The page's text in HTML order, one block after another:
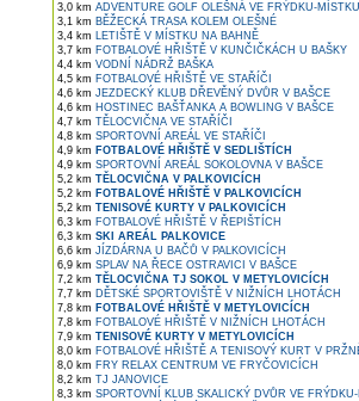
3,0 km ADVENTURE GOLF OLEŠNÁ VE FRÝDKU-MÍSTKU
3,1 km BĚŽECKÁ TRASA KOLEM OLEŠNÉ
3,4 km LETIŠTĚ V MÍSTKU NA BAHNĚ
3,7 km FOTBALOVÉ HŘIŠTĚ V KUNČIČKÁCH U BAŠKY
4,4 km VODNÍ NÁDRŽ BAŠKA
4,5 km FOTBALOVÉ HŘIŠTĚ VE STAŘÍČI
4,6 km JEZDECKÝ KLUB DŘEVĚNÝ DVŮR V BAŠCE
4,6 km HOSTINEC BAŠŤANKA A BOWLING V BAŠCE
4,7 km TĚLOCVIČNA VE STAŘÍČI
4,8 km SPORTOVNÍ AREÁL VE STAŘÍČI
4,9 km FOTBALOVÉ HŘIŠTĚ V SEDLIŠTÍCH
4,9 km SPORTOVNÍ AREÁL SOKOLOVNA V BAŠCE
5,2 km TĚLOCVIČNA V PALKOVICÍCH
5,2 km FOTBALOVÉ HŘIŠTĚ V PALKOVICÍCH
5,2 km TENISOVÉ KURTY V PALKOVICÍCH
6,3 km FOTBALOVÉ HŘIŠTĚ V ŘEPIŠTÍCH
6,3 km SKI AREÁL PALKOVICE
6,6 km JÍZDÁRNA U BAČŮ V PALKOVICÍCH
6,9 km SPLAV NA ŘECE OSTRAVICI V BAŠCE
7,2 km TĚLOCVIČNA TJ SOKOL V METYLOVICÍCH
7,7 km DĚTSKÉ SPORTOVIŠTĚ V NIŽNÍCH LHOTÁCH
7,8 km FOTBALOVÉ HŘIŠTĚ V METYLOVICÍCH
7,8 km FOTBALOVÉ HŘIŠTĚ V NIŽNÍCH LHOTÁCH
7,9 km TENISOVÉ KURTY V METYLOVICÍCH
8,0 km FOTBALOVÉ HŘIŠTĚ A TENISOVÝ KURT V
8,0 km FRY RELAX CENTRUM VE FRYČOVICÍCH
8,2 km TJ JANOVICE
8,3 km SPORTOVNÍ KLUB SKALICKÝ DVŮR VE